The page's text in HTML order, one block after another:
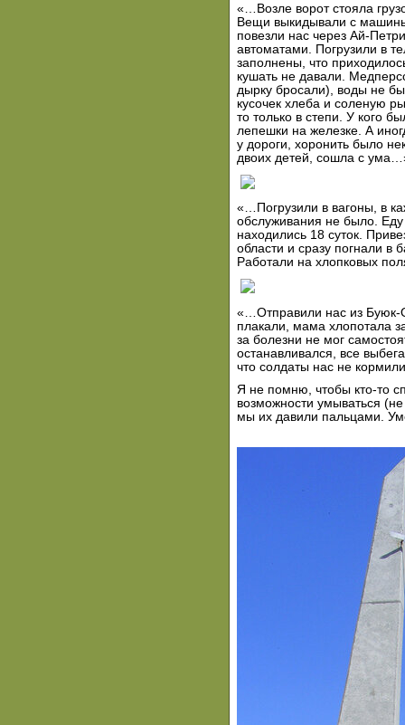
«…Возле ворот стояла
Вещи выкидывали с
повезли нас через Ай-
автоматами. Погрузили в
заполнены, что
кушать не давали.
дырку бросали), воды не
кусочек хлеба и соленую
то только в степи. У кого
лепешки на железке. А
у дороги, хоронить было
двоих детей, сошла с
«…Погрузили в вагоны, в
обслуживания не было. Еду
находились 18 суток.
области и сразу погнали в
Работали на хлопковых
«…Отправили нас из Буюк-
плакали, мама хлопотала
за болезни не мог
останавливался, все
что солдаты нас не
Я не помню, чтобы кто-то
возможности умываться
мы их давили пальцами.